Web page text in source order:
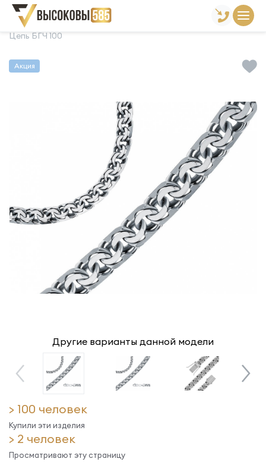
Главная Склад готовой продукции
Цепь БГЧ 100
Акция
Другие варианты данной модели
> 100 человек
Купили эти изделия
> 2 человек
Просматривают эту страницу